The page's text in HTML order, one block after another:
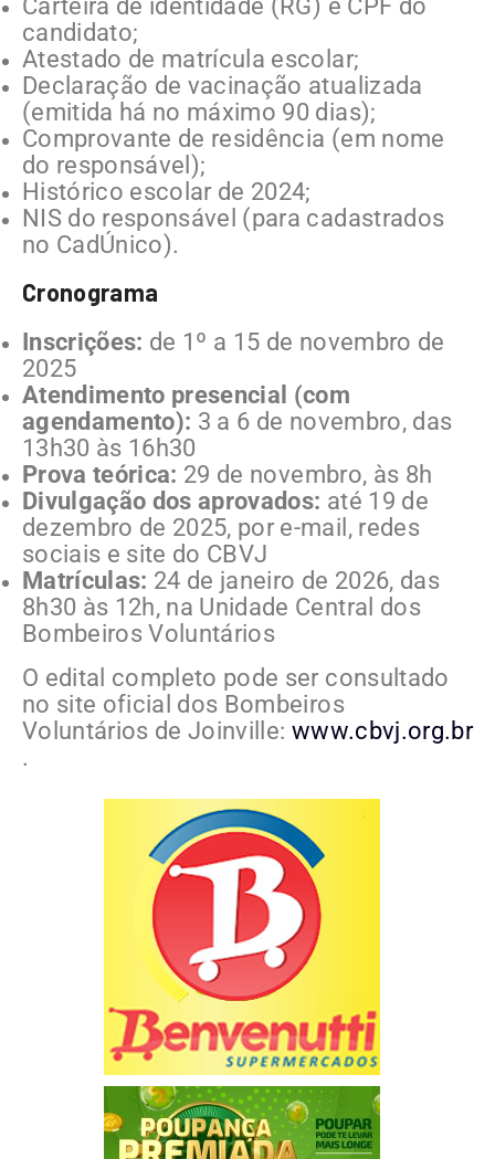
Carteira de identidade (RG) e CPF do
candidato;
Atestado de matrícula escolar;
Declaração de vacinação atualizada
(emitida há no máximo 90 dias);
Comprovante de residência (em nome
do responsável);
Histórico escolar de 2024;
NIS do responsável (para cadastrados
no CadÚnico).
Cronograma
Inscrições: de 1º a 15 de novembro de
2025
Atendimento presencial (com
agendamento): 3 a 6 de novembro, das
13h30 às 16h30
Prova teórica: 29 de novembro, às 8h
Divulgação dos aprovados: até 19 de
dezembro de 2025, por e-mail, redes
sociais e site do CBVJ
Matrículas: 24 de janeiro de 2026, das
8h30 às 12h, na Unidade Central dos
Bombeiros Voluntários
O edital completo pode ser consultado
no site oficial dos Bombeiros
Voluntários de Joinville: www.cbvj.org.br
.